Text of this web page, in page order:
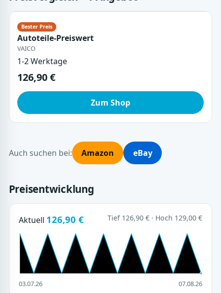
Autoteile-Preiswert
VAICO
1-2 Werktage
126,90 €
Zum Shop
Auch suchen bei: Amazon eBay
Preisentwicklung
Aktuell 126,90 € Tief 126,90 € · Hoch 129,00 €
03.07.26 07.08.26